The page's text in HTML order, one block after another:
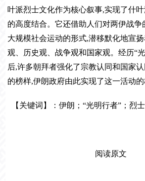
叶派烈士文化作为核心叙事,实现了什
的高度结合。它还借助人们对两伊战争
大规模社会运动的形式,潜移默化地宣
观、历史观、战争观和国家观。经历“
后,许多朝拜者强化了宗教认同和国家
的榜样,伊朗政府由此实现了这一活动的
【关键词】：伊朗 ；“光明行者”；烈
阅读原文